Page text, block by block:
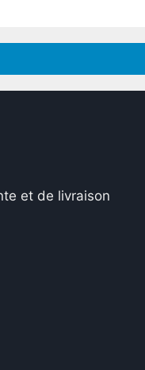
et de livraison